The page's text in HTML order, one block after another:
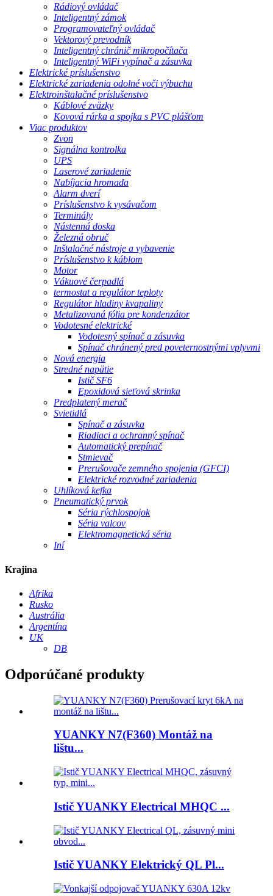
Rádiový ovládač
Inteligentný zámok
Programovateľný ovládač
Vektorový prevodník
Inteligentný chránič mikropočítača
Inteligentný WiFi vypínač a zásuvka
Elektrické príslušenstvo
Elektrické zariadenia odolné voči výbuchu
Elektroinštalačné príslušenstvo
Káblové zväzky
Kovová rúrka a spojka s PVC plášťom
Viac produktov
Zvon
Signálna kontrolka
UPS
Laserové zariadenie
Nabíjacia hromada
Alarm dverí
Príslušenstvo k vysávačom
Terminály
Nástenná doska
Železná obruč
Inštalačné nástroje a vybavenie
Príslušenstvo k káblom
Motor
Vákuové čerpadlá
termostat a regulátor teploty
Regulátor hladiny kvapaliny
Metalizovaná fólia pre kondenzátor
Vodotesné elektrické
Vodotesný spínač a zásuvka
Spínač chránený pred poveternostnými vplyvmi
Nová energia
Stredné napätie
Istič SF6
Epoxidová sieťová skrinka
Predplatený merač
Svietidlá
Spínač a zásuvka
Riadiaci a ochranný spínač
Automatický prepínač
Stmievač
Prerušovače zemného spojenia (GFCI)
Elektrické rozvodné zariadenia
Uhlíková kefka
Pneumatický prvok
Séria rýchlospojok
Séria valcov
Elektromagnetická séria
Iní
Krajina
Afrika
Rusko
Austrália
Argentína
UK
DB
Odporúčané produkty
YUANKY N7(F360) Montáž na
lištu...
Istič YUANKY Electrical MHQC ...
Istič YUANKY Elektrický QL Pl...